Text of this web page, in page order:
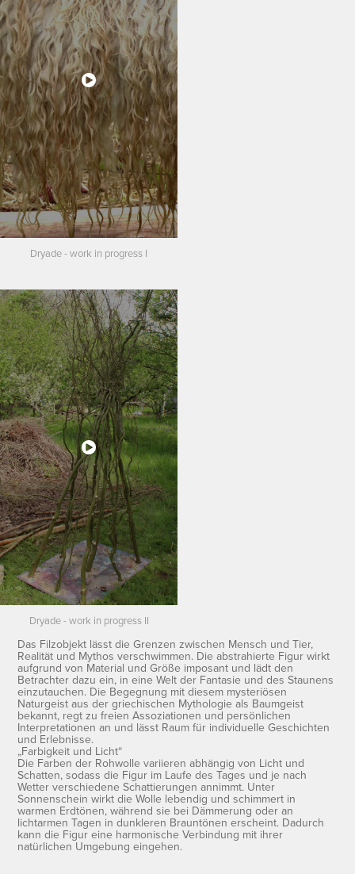
Dryade - work in progress I
Dryade - work in progress II
Das Filzobjekt lässt die Grenzen zwischen Mensch und Tier,
Realität und Mythos verschwimmen. Die abstrahierte Figur wirkt
aufgrund von Material und Größe imposant und lädt den
Betrachter dazu ein, in eine Welt der Fantasie und des Staunens
einzutauchen. Die Begegnung mit diesem mysteriösen
Naturgeist aus der griechischen Mythologie als Baumgeist
bekannt, regt zu freien Assoziationen und persönlichen
Interpretationen an und lässt Raum für individuelle Geschichten
und Erlebnisse.
„Farbigkeit und Licht“
Die Farben der Rohwolle variieren abhängig von Licht und
Schatten, sodass die Figur im Laufe des Tages und je nach
Wetter verschiedene Schattierungen annimmt. Unter
Sonnenschein wirkt die Wolle lebendig und schimmert in
warmen Erdtönen, während sie bei Dämmerung oder an
lichtarmen Tagen in dunkleren Brauntönen erscheint. Dadurch
kann die Figur eine harmonische Verbindung mit ihrer
natürlichen Umgebung eingehen.